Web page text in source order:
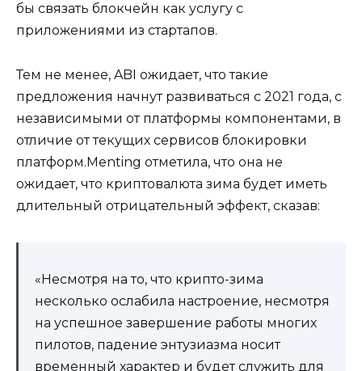
бы связать блокчейн как услугу с
приложениями из стартапов.
Тем не менее, ABI ожидает, что такие
предложения начнут развиваться с 2021 года, с
независимыми от платформы компонентами, в
отличие от текущих сервисов блокировки
платформ.Menting отметила, что она не
ожидает, что криптовалюта зима будет иметь
длительный отрицательный эффект, сказав:
«Несмотря на то, что крипто-зима
несколько ослабила настроение, несмотря
на успешное завершение работы многих
пилотов, падение энтузиазма носит
временный характер и будет служить для